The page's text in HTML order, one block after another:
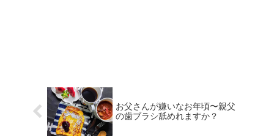
お父さんが嫌いなお年頃〜親父
の歯ブラシ舐めれますか？